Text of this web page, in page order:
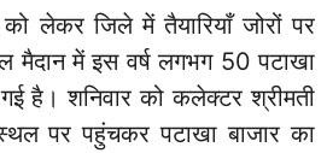
को लेकर जिले में तैयारियाँ जोरों पर
मैदान में इस वर्ष लगभग 50 पटाखा
है। शनिवार को कलेक्टर श्रीमती
पर पहुंचकर पटाखा बाजार का